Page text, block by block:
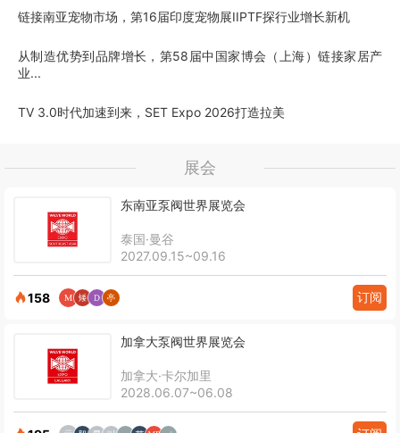
链接南亚宠物市场，第16届印度宠物展IIPTF探行业增长新机
从制造优势到品牌增长，第58届中国家博会（上海）链接家居产
业...
TV 3.0时代加速到来，SET Expo 2026打造拉美
展会
东南亚泵阀世界展览会
泰国·曼谷
2027.09.15~09.16
158 订阅
加拿大泵阀世界展览会
加拿大·卡尔加里
2028.06.07~06.08